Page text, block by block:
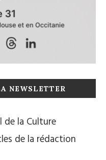
NEWSLETTER
de la Culture
de la rédaction